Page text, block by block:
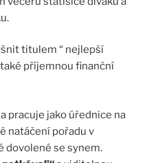
titulem “ nejlepší
příjemnou finanční
pracuje jako úřednice na
natáčení pořadu v
dovolené se synem.